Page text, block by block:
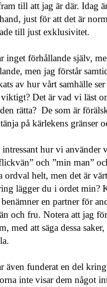
till att jag är där. Idag
just för att det är
till just exklusivitet.
inget förhållande själv,
men jag förstår
av hur vårt samhälle
viktigt? Det är vad vi läst
rätta? De som är
på kärlekens gränser
intressant hur vi använder
och ”min man”
ordval helt, men det är
lägger du i ordet min?
en partner för
och fru. Notera att jag
med att säga dessa
även funderat en del
inte visar dem något